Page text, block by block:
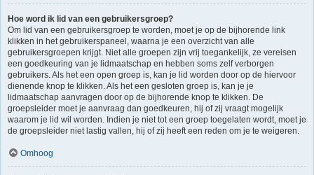
Hoe word ik lid van een gebruikersgroep?
Om lid van een gebruikersgroep te worden, moet je op de bijhorende link
klikken in het gebruikerspaneel, waarna je een overzicht van alle
gebruikersgroepen krijgt. Niet alle groepen zijn vrij toegankelijk, ze vereisen
een goedkeuring van je lidmaatschap en hebben soms zelf verborgen
gebruikers. Als het een open groep is, kan je lid worden door op de hiervoor
dienende knop te klikken. Als het een gesloten groep is, kan je je
lidmaatschap aanvragen door op de bijhorende knop te klikken. De
groepsleider moet je aanvraag dan goedkeuren, hij of zij vraagt mogelijk
waarom je lid wil worden. Indien je niet tot een groep toegelaten wordt, moet je
de groepsleider niet lastig vallen, hij of zij heeft een reden om je te weigeren.
Omhoog